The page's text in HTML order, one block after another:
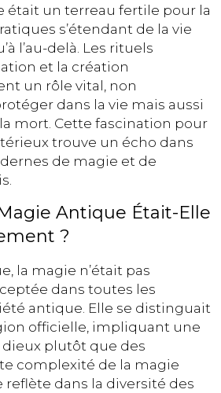
était un terreau fertile pour la
s’étendant de la vie
l’au-delà. Les rituels
et la création
un rôle vital, non
dans la vie mais aussi
mort. Cette fascination pour
trouve un écho dans
de magie et de
Antique Était-Elle
?
la magie n’était pas
dans toutes les
antique. Elle se distinguait
officielle, impliquant une
plutôt que des
complexité de la magie
reflète dans la diversité des